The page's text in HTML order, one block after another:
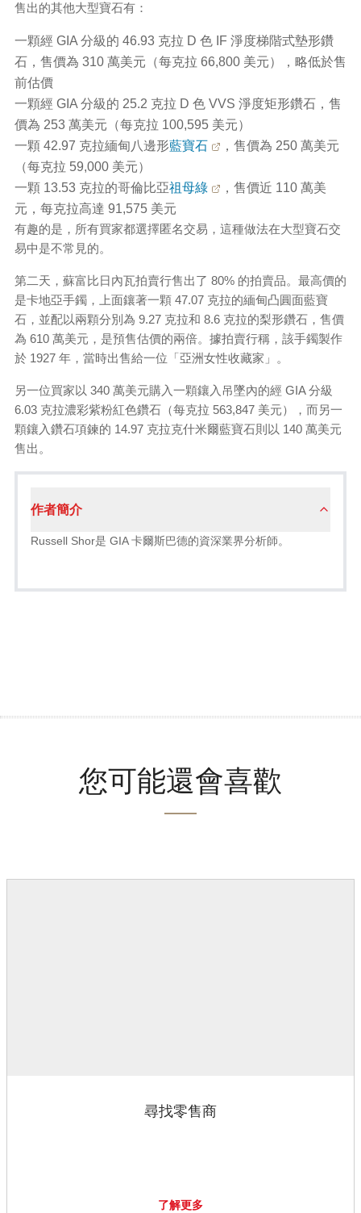
售出的其他大型寶石有：
一顆經 GIA 分級的 46.93 克拉 D 色 IF 淨度梯階式墊形鑽
石，售價為 310 萬美元（每克拉 66,800 美元），略低於售
前估價
一顆經 GIA 分級的 25.2 克拉 D 色 VVS 淨度矩形鑽石，售
價為 253 萬美元（每克拉 100,595 美元）
一顆 42.97 克拉緬甸八邊形藍寶石
，售價為 250 萬美元
（每克拉 59,000 美元）
一顆 13.53 克拉的哥倫比亞祖母綠
，售價近 110 萬美
元，每克拉高達 91,575 美元
有趣的是，所有買家都選擇匿名交易，這種做法在大型寶石交
易中是不常見的。
第二天，蘇富比日內瓦拍賣行售出了 80% 的拍賣品。最高價的
是卡地亞手鐲，上面鑲著一顆 47.07 克拉的緬甸凸圓面藍寶
石，並配以兩顆分別為 9.27 克拉和 8.6 克拉的梨形鑽石，售價
為 610 萬美元，是預售估價的兩倍。據拍賣行稱，該手鐲製作
於 1927 年，當時出售給一位「亞洲女性收藏家」。
另一位買家以 340 萬美元購入一顆鑲入吊墜內的經 GIA 分級
6.03 克拉濃彩紫粉紅色鑽石（每克拉 563,847 美元），而另一
顆鑲入鑽石項鍊的 14.97 克拉克什米爾藍寶石則以 140 萬美元
售出。
作者簡介
Russell Shor是 GIA 卡爾斯巴德的資深業界分析師。
您可能還會喜歡
尋找零售商
了解更多